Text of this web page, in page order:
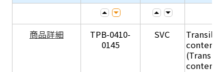
商品詳細
TPB-0410-
0145
SVC
Transil
content
(Transil
content